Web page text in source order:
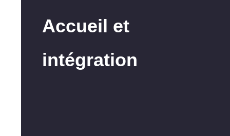
Accueil et
intégration